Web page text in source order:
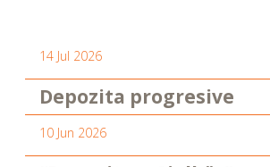
14 Jul 2026
Depozita progresive
10 Jun 2026